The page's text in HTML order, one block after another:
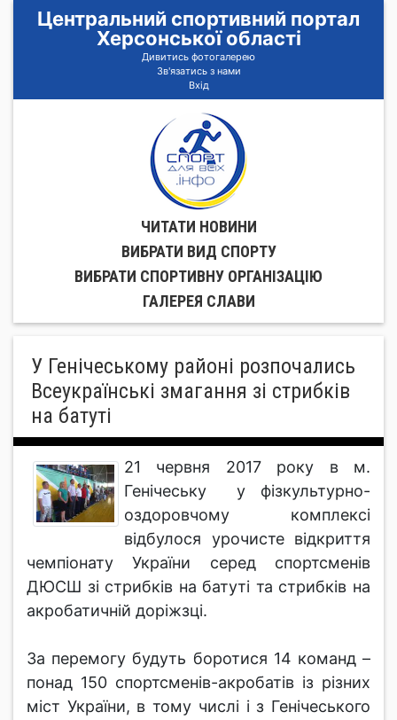
Центральний спортивний портал
Херсонської області
Дивитись фотогалерею
Зв'язатись з нами
Вхід
ЧИТАТИ НОВИНИ
ВИБРАТИ ВИД СПОРТУ
ВИБРАТИ СПОРТИВНУ ОРГАНIЗАЦIЮ
ГАЛЕРЕЯ СЛАВИ
У Генічеському районі розпочались
Всеукраїнські змагання зі стрибків
на батуті
21 червня 2017 року в м.
Генічеську у фізкультурно-
оздоровчому комплексі
відбулося урочисте відкриття
чемпіонату України серед спортсменів
ДЮСШ зі стрибків на батуті та стрибків на
акробатичній доріжзці.
За перемогу будуть боротися 14 команд –
понад 150 спортсменів-акробатів із різних
міст України, в тому числі і з Генічеського